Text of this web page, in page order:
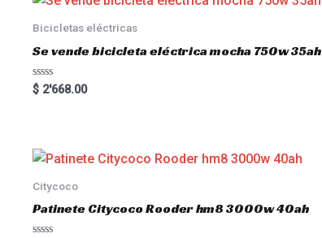
o
t
f
5
Bicicletas eléctricas
Se vende bicicleta eléctrica mocha 750w 35ah
R
a
o
u
o
f
5
$ 2'668.00
Citycoco
Patinete Citycoco Rooder hm8 3000w 40ah